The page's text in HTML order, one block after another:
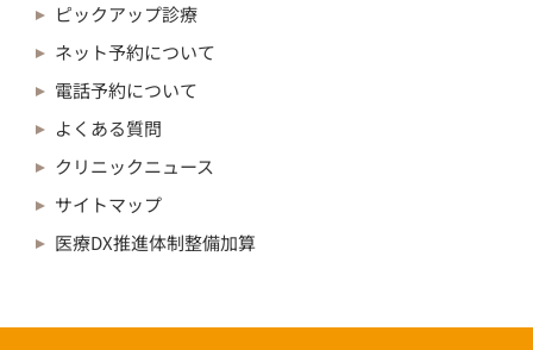
ピックアップ診療
ネット予約について
電話予約について
よくある質問
クリニックニュース
サイトマップ
医療DX推進体制整備加算